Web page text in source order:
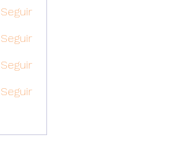
Seguir
Seguir
Seguir
Seguir